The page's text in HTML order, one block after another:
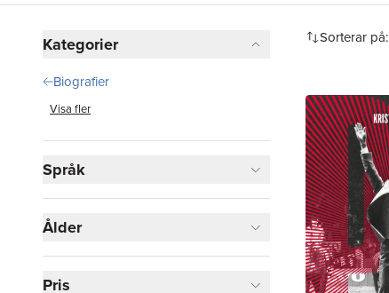
Kategorier
Biografier
Visa fler
Språk
Ålder
Pris
Sorterar på: